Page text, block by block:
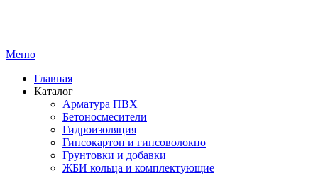
Меню
Главная
Каталог
Арматура ПВХ
Бетоносмесители
Гидроизоляция
Гипсокартон и гипсоволокно
Грунтовки и добавки
ЖБИ кольца и комплектующие